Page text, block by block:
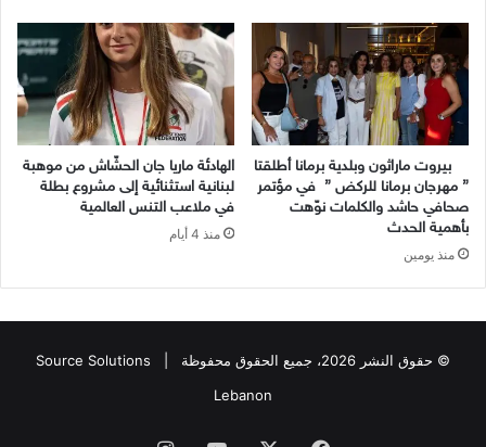
بيروت ماراثون وبلدية برمانا أطلقتا
” مهرجان برمانا للركض ” في مؤتمر
صحافي حاشد والكلمات نوّهت
بأهمية الحدث
منذ يومين
الهادئة ماريا جان الحشّاش من موهبة
لبنانية استثنائية إلى مشروع بطلة
في ملاعب التنس العالمية
منذ 4 أيام
© حقوق النشر 2026، جميع الحقوق محفوظة |
Source Solutions
Lebanon